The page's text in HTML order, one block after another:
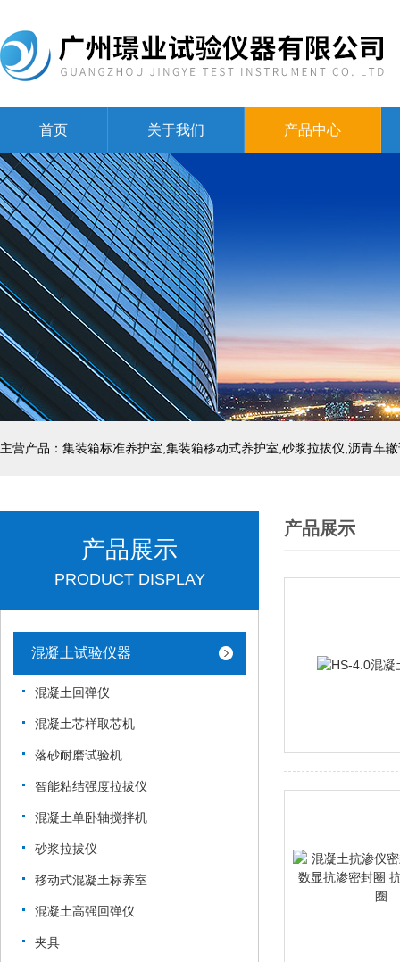
首页 关于我们 产品中心
主营产品：集装箱标准养护室,集装箱移动式养护室,砂浆拉拔仪,沥青车
产品展示
PRODUCT DISPLAY
混凝土试验仪器
混凝土回弹仪
混凝土芯样取芯机
落砂耐磨试验机
智能粘结强度拉拔仪
混凝土单卧轴搅拌机
砂浆拉拔仪
移动式混凝土标养室
混凝土高强回弹仪
夹具
产品展示